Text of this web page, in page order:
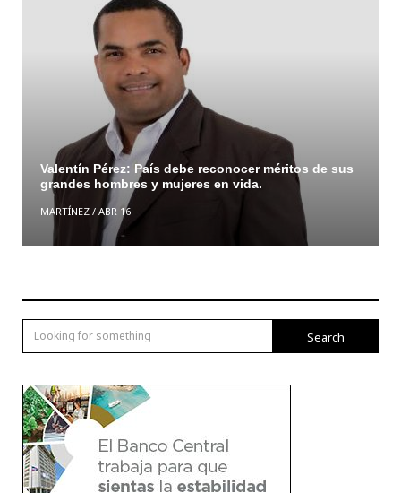
Valentín Pérez: País debe reconocer méritos de sus
grandes hombres y mujeres en vida.
MARTÍNEZ/ ABR 16
Search